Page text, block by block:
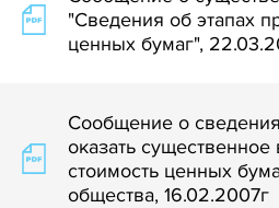
"Сведения об этапах
ценных бумаг",
Сообщение о
оказать
стоимость ценных
общества, 16.02.2007г